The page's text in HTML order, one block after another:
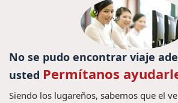
No se pudo encontrar viaje
usted Permítanos
Siendo los lugareños, sabemos que el